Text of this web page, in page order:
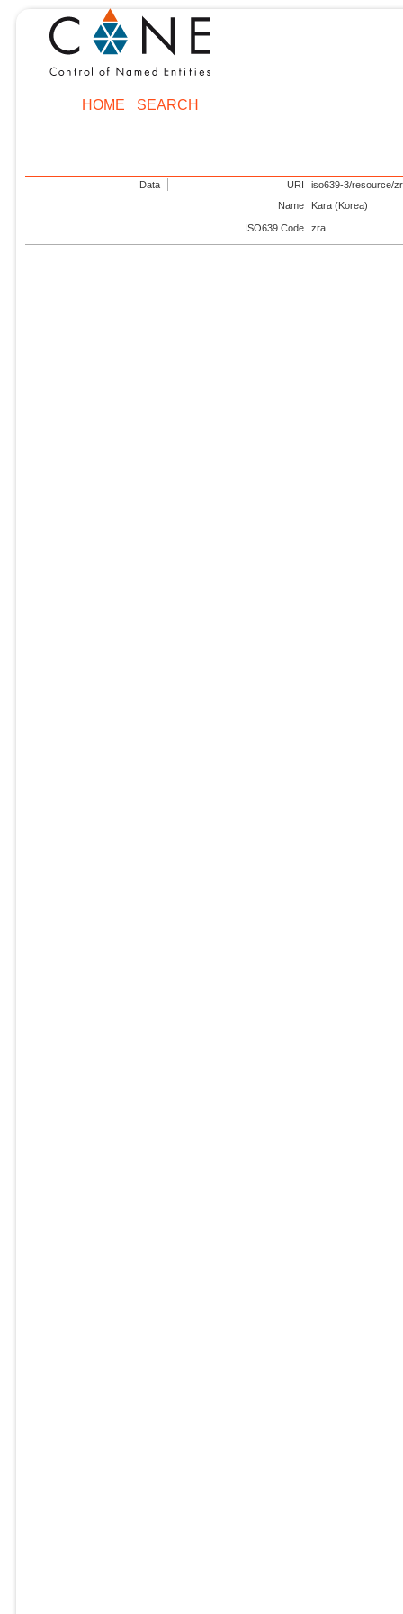
HOME SEARCH
Data URI
iso639-3/resource/
Name
Kara (Korea)
ISO639 Code zra